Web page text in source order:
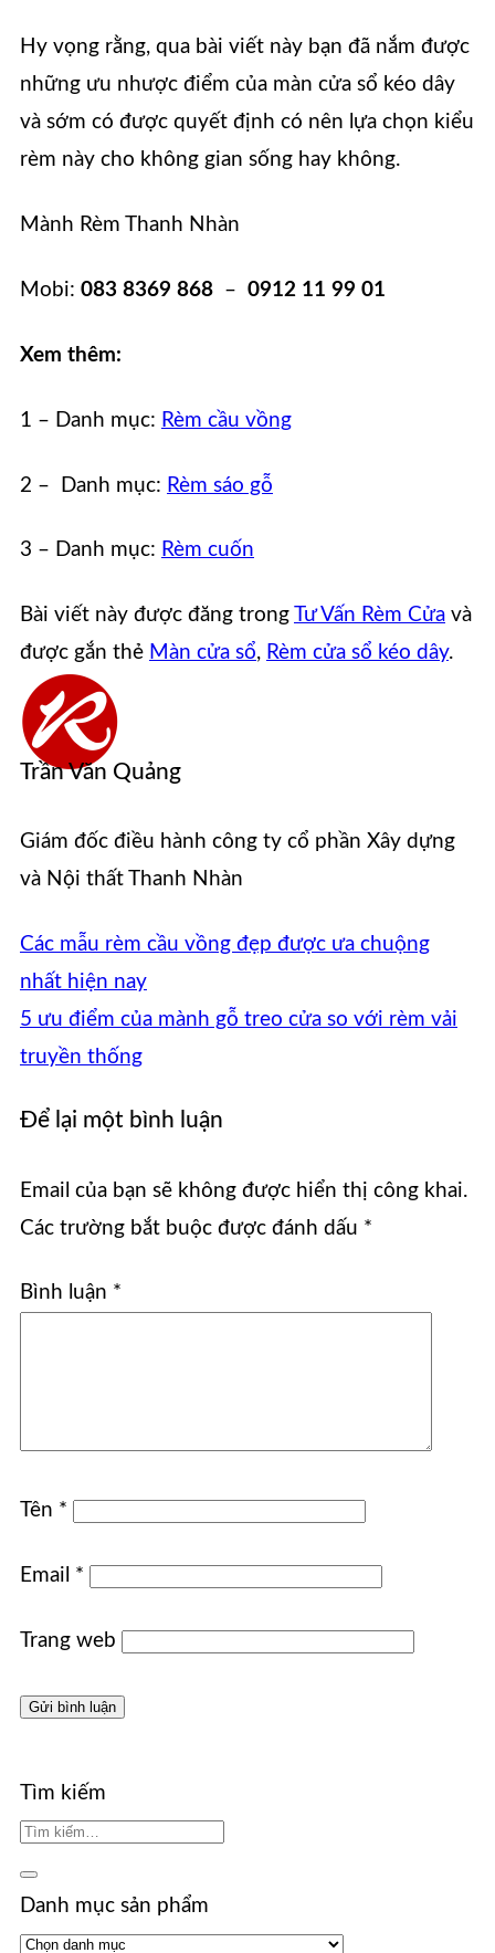
Hy vọng rằng, qua bài viết này bạn đã nắm được
những ưu nhược điểm của màn cửa sổ kéo dây
và sớm có được quyết định có nên lựa chọn kiểu
rèm này cho không gian sống hay không.
Mành Rèm Thanh Nhàn
Mobi: 083 8369 868 – 0912 11 99 01
Xem thêm:
1 – Danh mục: Rèm cầu vồng
2 – Danh mục: Rèm sáo gỗ
3 – Danh mục: Rèm cuốn
Bài viết này được đăng trong Tư Vấn Rèm Cửa và
được gắn thẻ Màn cửa sổ, Rèm cửa sổ kéo dây.
Trần Văn Quảng
Giám đốc điều hành công ty cổ phần Xây dựng
và Nội thất Thanh Nhàn
Các mẫu rèm cầu vồng đẹp được ưa chuộng
nhất hiện nay
5 ưu điểm của mành gỗ treo cửa so với rèm vải
truyền thống
Để lại một bình luận
Email của bạn sẽ không được hiển thị công khai.
Các trường bắt buộc được đánh dấu *
Bình luận *
Tên *
Email *
Trang web
Tìm kiếm
Danh mục sản phẩm